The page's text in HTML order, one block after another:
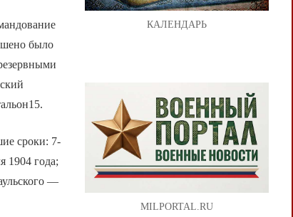
было
сроки: 7-
1904 года;
—
КАЛЕНДАРЬ
MILPORTAL.RU